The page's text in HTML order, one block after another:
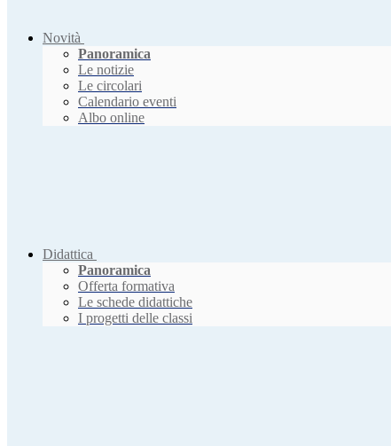
Novità
Panoramica
Le notizie
Le circolari
Calendario eventi
Albo online
Didattica
Panoramica
Offerta formativa
Le schede didattiche
I progetti delle classi